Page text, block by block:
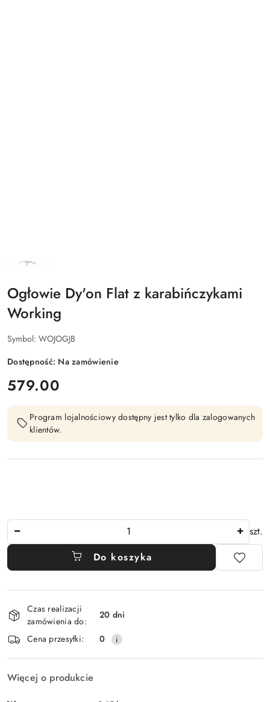
NAZWA
PRODUCENTA:
Ogłowie Dy'on Flat z karabińczykami
Working
Symbol: WOJOGJB
Dostępność: Na zamówienie
cena:
579.00
Program lojalnościowy dostępny jest tylko dla zalogowanych
klientów.
szt.
Do koszyka
Dostępność
i
dostawa
Czas realizacji
zamówienia do:
20 dni
Cena przesyłki:
0
Więcej o produkcie